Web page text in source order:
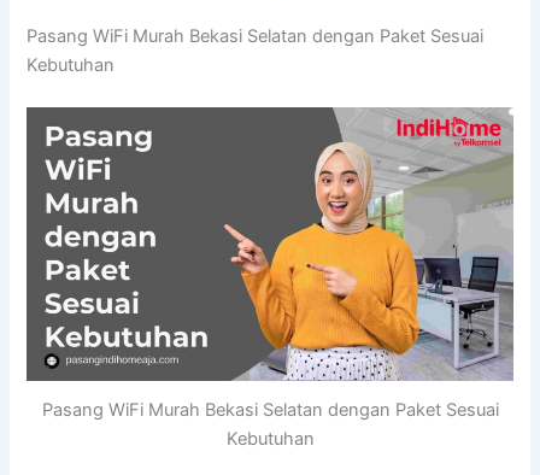
Pasang WiFi Murah Bekasi Selatan dengan Paket Sesuai
Kebutuhan
Pasang WiFi Murah Bekasi Selatan dengan Paket Sesuai
Kebutuhan